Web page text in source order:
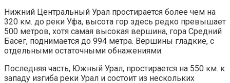
Нижний Центральный Урал простирается более чем на
320 км. до реки Уфа, высота гор здесь редко превышает
500 метров, хотя самая высокая вершина, гора Средний
Басег, поднимается до 994 метра. Вершины гладкие, с
отдельными остаточными обнажениями.
Последняя часть, Южный Урал, простирается на 550 км. к
западу изгиба реки Урал и состоит из нескольких